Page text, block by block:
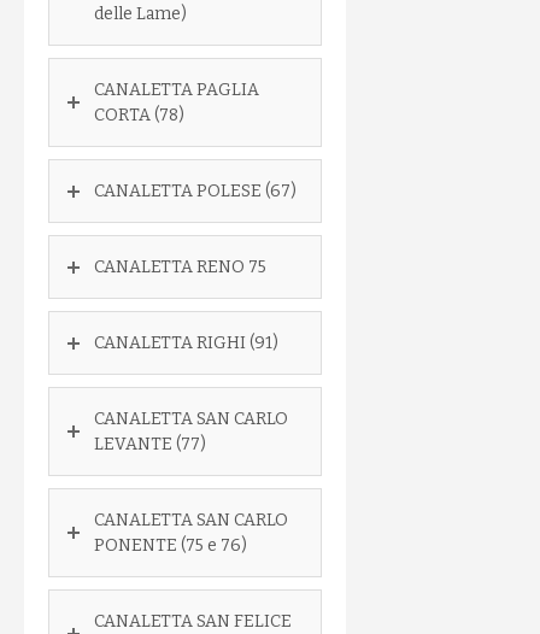
delle Lame)
CANALETTA PAGLIA
CORTA (78)
CANALETTA POLESE (67)
CANALETTA RENO 75
CANALETTA RIGHI (91)
CANALETTA SAN CARLO
LEVANTE (77)
CANALETTA SAN CARLO
PONENTE (75 e 76)
CANALETTA SAN FELICE